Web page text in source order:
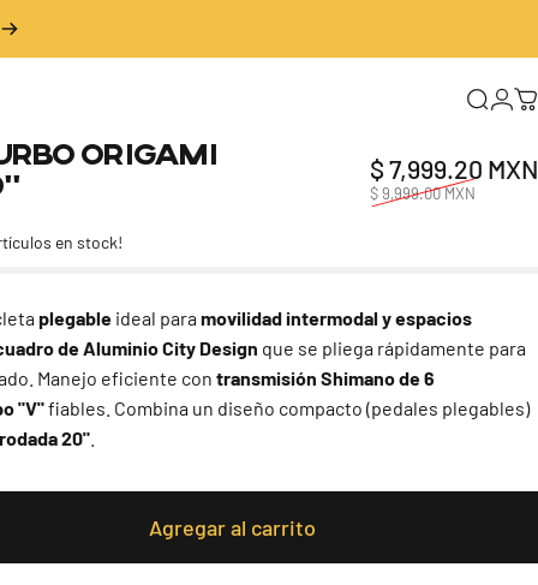
Buscar
Origami
$ 7,999.20 MXN
$ 9,999.00 MXN
en stock!
plegable ideal paramovilidad intermodal y espacios
de Aluminio City Design que se pliega rápidamente para
Manejo eficiente contransmisión Shimano de 6
"V"fiables. Combina un diseño compacto (pedales plegables)
rodada 20"
Agregar al carrito